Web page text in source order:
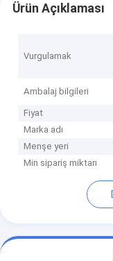
Ürün Açıklaması
Vurgulamak
Ambalaj bilgileri
Fiyat
Marka adı
Menşe yeri
Min sipariş miktarı